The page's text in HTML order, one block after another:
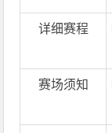
详细赛程
赛场须知